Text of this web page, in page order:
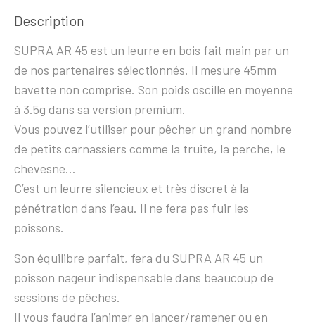
Description
SUPRA AR 45 est un leurre en bois fait main par un
de nos partenaires sélectionnés. Il mesure 45mm
bavette non comprise. Son poids oscille en moyenne
à 3.5g dans sa version premium.
Vous pouvez l’utiliser pour pêcher un grand nombre
de petits carnassiers comme la truite, la perche, le
chevesne…
C’est un leurre silencieux et très discret à la
pénétration dans l’eau. Il ne fera pas fuir les
poissons.
Son équilibre parfait, fera du SUPRA AR 45 un
poisson nageur indispensable dans beaucoup de
sessions de pêches.
Il vous faudra l’animer en lancer/ramener ou en